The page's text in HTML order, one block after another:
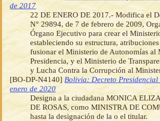
de 2017
22 DE ENERO DE 2017.- Modifica el
N° 29894, de 7 de febrero de 2009,
Órgano Ejecutivo para crear el
estableciendo su estructura,
fusionar el Ministerio de Autonomías al
Presidencia, y el Ministerio de
y Lucha Contra la Corrupción al
[BO-DP-N4140] Bolivia: Decreto Presidencial
enero de 2020
Designa a la ciudadana MONICA
DE ROSAS, como MINISTRA DE
hasta la designación de la o el titular.